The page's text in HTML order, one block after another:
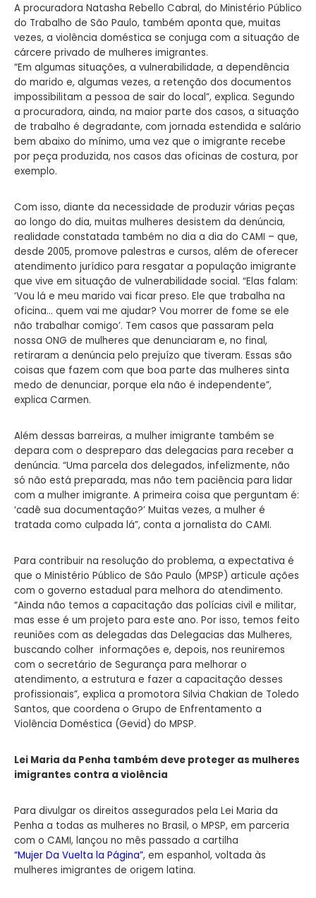
A procuradora Natasha Rebello Cabral, do Ministério Público
do Trabalho de São Paulo, também aponta que, muitas
vezes, a violência doméstica se conjuga com a situação de
cárcere privado de mulheres imigrantes.
“Em algumas situações, a vulnerabilidade, a dependência
do marido e, algumas vezes, a retenção dos documentos
impossibilitam a pessoa de sair do local”, explica. Segundo
a procuradora, ainda, na maior parte dos casos, a situação
de trabalho é degradante, com jornada estendida e salário
bem abaixo do mínimo, uma vez que o imigrante recebe
por peça produzida, nos casos das oficinas de costura, por
exemplo.
Com isso, diante da necessidade de produzir várias peças
ao longo do dia, muitas mulheres desistem da denúncia,
realidade constatada também no dia a dia do CAMI – que,
desde 2005, promove palestras e cursos, além de oferecer
atendimento jurídico para resgatar a população imigrante
que vive em situação de vulnerabilidade social. “Elas falam:
‘Vou lá e meu marido vai ficar preso. Ele que trabalha na
oficina… quem vai me ajudar? Vou morrer de fome se ele
não trabalhar comigo’. Tem casos que passaram pela
nossa ONG de mulheres que denunciaram e, no final,
retiraram a denúncia pelo prejuízo que tiveram. Essas são
coisas que fazem com que boa parte das mulheres sinta
medo de denunciar, porque ela não é independente”,
explica Carmen.
Além dessas barreiras, a mulher imigrante também se
depara com o despreparo das delegacias para receber a
denúncia. “Uma parcela dos delegados, infelizmente, não
só não está preparada, mas não tem paciência para lidar
com a mulher imigrante. A primeira coisa que perguntam é:
‘cadê sua documentação?’ Muitas vezes, a mulher é
tratada como culpada lá”, conta a jornalista do CAMI.
Para contribuir na resolução do problema, a expectativa é
que o Ministério Público de São Paulo (MPSP) articule ações
com o governo estadual para melhora do atendimento.
“Ainda não temos a capacitação das polícias civil e militar,
mas esse é um projeto para este ano. Por isso, temos feito
reuniões com as delegadas das Delegacias das Mulheres,
buscando colher informações e, depois, nos reuniremos
com o secretário de Segurança para melhorar o
atendimento, a estrutura e fazer a capacitação desses
profissionais”, explica a promotora Silvia Chakian de Toledo
Santos, que coordena o Grupo de Enfrentamento a
Violência Doméstica (Gevid) do MPSP.
Lei Maria da Penha também deve proteger as mulheres
imigrantes contra a violência
Para divulgar os direitos assegurados pela Lei Maria da
Penha a todas as mulheres no Brasil, o MPSP, em parceria
com o CAMI, lançou no mês passado a cartilha
“Mujer Da Vuelta la Página”, em espanhol, voltada às
mulheres imigrantes de origem latina.